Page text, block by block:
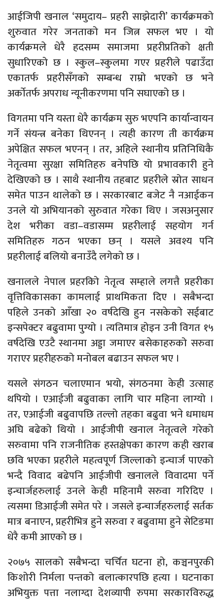
आईजिपी खनाल ‘समुदाय– प्रहरी साझेदारी’ कार्यक्रमको
शुरुवात गरेर जनताको मन जित्न सफल भए । यो
कार्यक्रमले धेरै हदसम्म समाजमा प्रहरीप्रतिको क्षती
सुधारिएको छ । स्कुल–स्कुलमा गएर प्रहरीले पढाउँदा
एकातर्फ प्रहरीसँगको सम्बन्ध राम्रो भएको छ भने
अर्काेतर्फ अपराध न्यूनीकरणमा पनि सघाएको छ ।
विगतमा पनि यस्ता धेरै कार्यक्रम सुरु भएपनि कार्यान्वायन
गर्ने संयन्त्र बनेका थिएनन् । त्यही कारण ती कार्यक्रम
अपेक्षित सफल भएनन् । तर, अहिले स्थानीय प्रतिनिधिकै
नेतृत्वमा सुरक्षा समितिहरु बनेपछि यो प्रभावकारी हुने
देखिएको छ । साथै स्थानीय तहबाट प्रहरीले स्रोत साधन
समेत पाउन थालेको छ । सरकारबाट बजेट नै नआईकन
उनले यो अभियानको सुरुवात गरेका थिए । जसअनुसार
देश भरीका वडा–वडासम्म प्रहरीलाई सहयोग गर्न
समितिहरु गठन भएका छन् । यसले अवश्य पनि
प्रहरीलाई बलियो बनाउँदै लगेको छ ।
खनालले नेपाल प्रहरकिो नेतृत्व सम्हाले लगत्तै प्रहरीका
वृत्तिविकासका कामलाई प्राथमिकता दिए । सबैभन्दा
पहिले उनको आँखा २० वर्षदेखि हुन नसकेको सईबाट
इन्सपेक्टर बढुवामा पुग्यो । त्यतिमात्र होइन उनी विगत १५
वर्षदेखि एउटै स्थानमा अड्डा जमाएर बसेकाहरुको सरुवा
गराएर प्रहरीहरुको मनोबल बढाउन सफल भए ।
यसले संगठन चलाएमान भयो, संगठनमा केही उत्साह
थपियो । एआईजी बढुवाका लागि चार महिना लाग्यो ।
तर, एआईजी बढुवापछि तल्लो तहका बढुवा भने धमाधम
अघि बढेको थियो । आईजीपी खनाल नेतृत्वले गरेको
सरुवामा पनि राजनीतिक हस्तक्षेपका कारण कही खराब
छवि भएका प्रहरीले महत्वपूर्ण जिल्लाको इन्चार्ज पाएको
भन्दै विवाद बढेपनि आईजीपी खनालले विवादमा पर्ने
इन्चार्जहरुलाई उनले केही महिनामै सरुवा गरिदिए ।
त्यसमा डिआईजी समेत परे । जसले इन्चार्जहरुलाई सर्तक
मात्र बनाएन, प्रहरीभित्र हुने सरुवा र बढुवामा हुने सेटिङमा
धेरै कमी आएको छ ।
२०७५ सालको सबैभन्दा चर्चित घटना हो, कञ्चनपुरकी
किशोरी निर्मला पन्तको बलात्कारपछि हत्या । घटनाका
अभियुक्त पत्ता नलाग्दा देशव्यापी रुपमा सरकारविरुद्ध